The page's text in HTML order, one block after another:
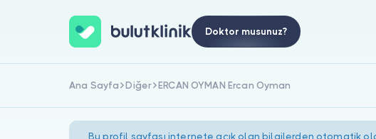
Doktor musunuz?
Ana Sayfa Diğer ERCAN OYMAN Ercan Oyman
Bu profil sayfası internete açık olan bilgilerden otomatik